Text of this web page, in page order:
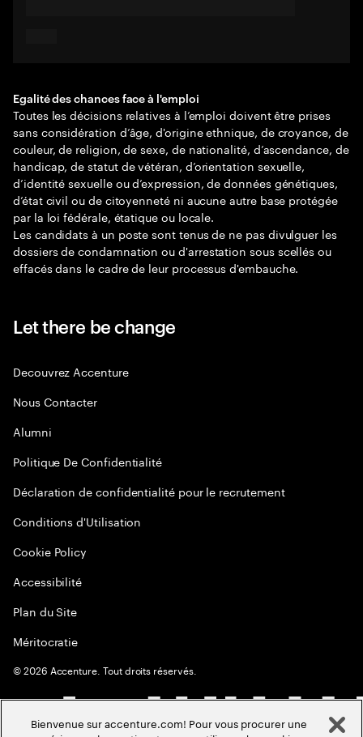
Egalité des chances face à l'emploi
Toutes les décisions relatives à l’emploi doivent être prises
sans considération d’âge, d'origine ethnique, de croyance, de
couleur, de religion, de sexe, de nationalité, d’ascendance, de
handicap, de statut de vétéran, d’orientation sexuelle,
d’identité sexuelle ou d’expression, de données génétiques,
d’état civil ou de citoyenneté ni aucune autre base protégée
par la loi fédérale, étatique ou locale.
Les candidats à un poste sont tenus de ne pas divulguer les
dossiers de condamnation ou d'arrestation sous scellés ou
effacés dans le cadre de leur processus d'embauche.
Let there be change
Decouvrez Accenture
Nous Contacter
Alumni
Politique De Confidentialité
Déclaration de confidentialité pour le recrutement
Conditions d'Utilisation
Cookie Policy
Accessibilité
Plan du Site
Méritocratie
©2026 Accenture. Tout droits réservés.
Bienvenue sur accenture.com! Pour vous procurer une